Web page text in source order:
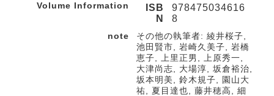
Volume Information
ISB
N
978475034616
8
note
その他の執筆者: 綾井桜子,
池田賢市, 岩崎久美子, 岩橋
恵子, 上里正男, 上原秀一,
大津尚志, 大場淳, 坂倉裕治,
坂本明美, 鈴木規子, 園山大
祐, 夏目達也, 藤井穂高, 細